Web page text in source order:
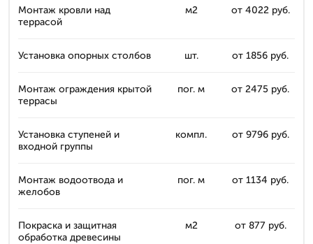
Монтаж кровли над
террасой
м2 от 4022 руб.
Установка опорных столбов шт. от 1856 руб.
Монтаж ограждения крытой
террасы
пог. м от 2475 руб.
Установка ступеней и
входной группы
компл. от 9796 руб.
Монтаж водоотвода и
желобов
пог. м от 1134 руб.
Покраска и защитная
обработка древесины
м2 от 877 руб.